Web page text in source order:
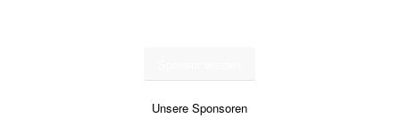
Unsere Sponsoren